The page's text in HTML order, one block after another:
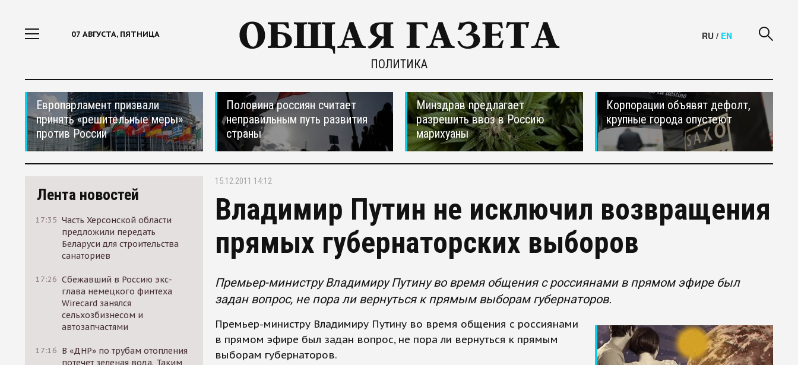
07 АВГУСТА, ПЯТНИЦА
ПОЛИТИКА
RU / EN
Европарламент призвали
принять «решительные меры»
против России
Половина россиян считает
неправильным путь развития
страны
Минздрав предлагает
разрешить ввоз в Россию
марихуаны
Корпорации объявят дефолт,
крупные города опустеют
Лента новостей
17:35 Часть Херсонской области
предложили передать
Беларуси для строительства
санаториев
17:26 Сбежавший в Россию экс-
глава немецкого финтеха
Wirecard занялся
сельхозбизнесом и
автозапчастями
17:16 В «ДНР» по трубам отопления
потечет зеленая вода. Таким
15.12.2011 14:12
Владимир Путин не исключил возвращения
прямых губернаторских выборов
Премьер-министру Владимиру Путину во время общения с россиянами в прямом эфире был
задан вопрос, не пора ли вернуться к прямым выборам губернаторов.
Премьер-министру Владимиру Путину во время общения с россиянами
в прямом эфире был задан вопрос, не пора ли вернуться к прямым
выборам губернаторов.